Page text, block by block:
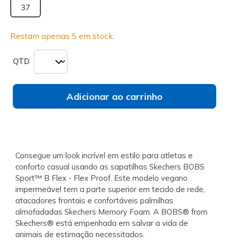
37
Restam apenas 5 em stock.
QTD
Adicionar ao carrinho
Consegue um look incrível em estilo para atletas e
conforto casual usando as sapatilhas Skechers BOBS
Sport™ B Flex - Flex Proof. Este modelo vegano
impermeável tem a parte superior em tecido de rede,
atacadores frontais e confortáveis palmilhas
almofadadas Skechers Memory Foam. A BOBS® from
Skechers® está empenhada em salvar a vida de
animais de estimação necessitados.